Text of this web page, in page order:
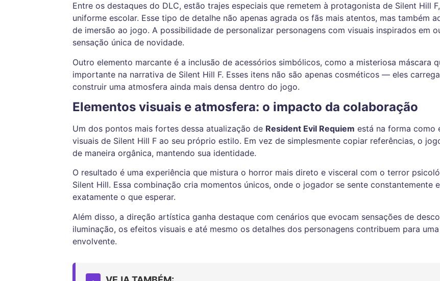
Entre os destaques do DLC, estão trajes especiais que remetem à protagonista de Silent Hill
uniforme escolar. Esse tipo de detalhe não apenas agrada os fãs mais atentos, mas também
de imersão ao jogo. A possibilidade de personalizar personagens com visuais inspirados em
sensação única de novidade.
Outro elemento marcante é a inclusão de acessórios simbólicos, como a misteriosa máscara
importante na narrativa de Silent Hill F. Esses itens não são apenas cosméticos — eles
construir uma atmosfera ainda mais densa dentro do jogo.
Elementos visuais e atmosfera: o impacto da colaboração
Um dos pontos mais fortes dessa atualização de Resident Evil Requiem está na forma como
visuais de Silent Hill F ao seu próprio estilo. Em vez de simplesmente copiar referências, o
de maneira orgânica, mantendo sua identidade.
O resultado é uma experiência que mistura o horror mais direto e visceral com o terror
Silent Hill. Essa combinação cria momentos únicos, onde o jogador se sente constantemente
exatamente o que esperar.
Além disso, a direção artística ganha destaque com cenários que evocam sensações de
iluminação, os efeitos visuais e até mesmo os detalhes dos personagens contribuem para
envolvente.